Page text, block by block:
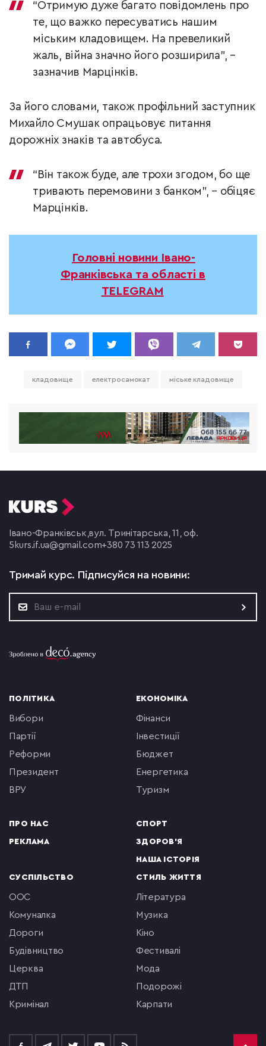
“Отримую дуже багато повідомлень про
те, що важко пересуватись нашим
міським кладовищем. На превеликий
жаль, війна значно його розширила”, –
зазначив Марцінків.
За його словами, також профільний заступник
Михайло Смушак опрацьовує питання
дорожніх знаків та автобуса.
“Він також буде, але трохи згодом, бо ще
тривають перемовини з банком”, – обіцяє
Марцінків.
Головні новини Івано-
Франківська та області в
TELEGRAM
кладовище електросамокат міське кладовище
Івано-Франківськ,вул. Тринітарська, 11, оф.
5 kurs.if.ua@gmail.com+380 73 113 2025
Тримай курс. Підписуйся на новини:
ПОЛІТИКА
вибори
партії
реформи
президент
ВРУ
ПРО НАС
РЕКЛАМА
ЕКОНОМІКА
фінанси
інвестиції
бюджет
енергетика
туризм
СПОРТ
ЗДОРОВ'Я
НАША ІСТОРІЯ
СУСПІЛЬСТВО
ООС
комуналка
Дороги
будівництво
церква
ДТП
кримінал
СТИЛЬ ЖИТТЯ
література
музика
кіно
фестивалі
мода
подорожі
Карпати